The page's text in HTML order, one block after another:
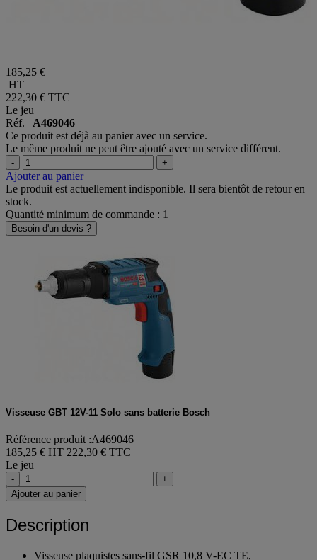
185,25 €
HT
222,30 € TTC
Le jeu
Réf. A469046
Ce produit est déjà au panier avec un service.
Le même produit ne peut être ajouté avec un service différent.
- +
Ajouter au panier
Le produit est actuellement indisponible. Il sera bientôt de retour en
stock.
Quantité minimum de commande : 1
Besoin d'un devis ?
Visseuse GBT 12V-11 Solo sans batterie Bosch
Référence produit :A469046
185,25 € HT 222,30 € TTC
Le jeu
-
+
Ajouter au panier
Description
Visseuse plaquistes sans-fil GSR 10,8 V-EC TE,